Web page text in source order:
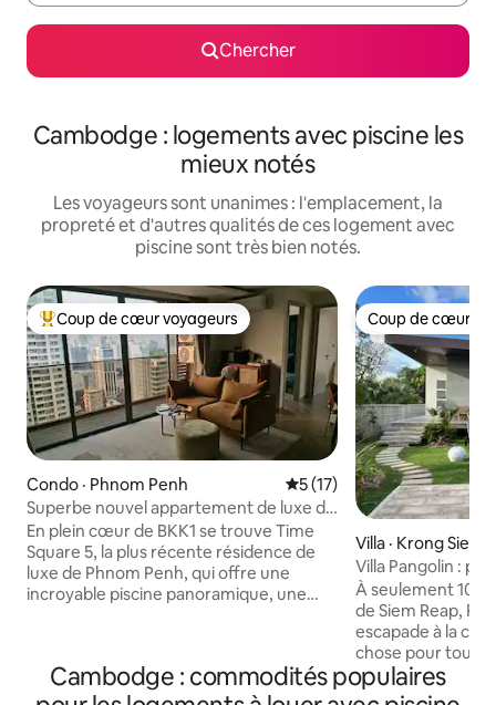
Chercher
Cambodge : logements avec piscine les
mieux notés
Les voyageurs sont unanimes : l'emplacement, la
propreté et d'autres qualités de ces logement avec
piscine sont très bien notés.
Coup de cœur voyageurs parmi les plus aimés
Coup de cœur voyageurs
Condo · Phnom Penh Note moyenne de 5 sur 5,
5 (17)
Superbe nouvel appartement de luxe de
2 chambres à BKK1
En plein cœur de BKK1 se trouve Time
Square 5, la plus récente résidence de
luxe de Phnom Penh, qui offre une
incroyable piscine panoramique, une
le tout au 46e étage. L'appartement lui-
même a été conçu pour être
Coup de cœur
Coup de cœur
Villa · Krong Siem
Villa Pangolin :
privé
À seulement 10
de Siem Reap,
escapade à la
chose pour tous ! Rafraîchissez-vous
dans la piscine
cascade, jouez à
Cambodge : commodités populaires